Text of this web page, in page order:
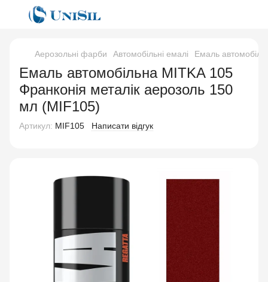
Аерозольні фарби Автомобільні емалі Емаль
Емаль автомобільна MITKA 105
Франконія металік аерозоль 150
мл (MIF105)
Артикул: MIF105 Написати відгук